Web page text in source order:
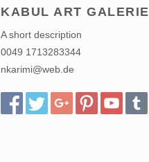
KABUL ART GALERIE
A short description
0049 1713283344
nkarimi@web.de